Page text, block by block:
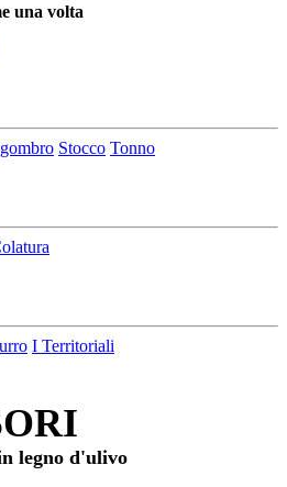
una volta
Stocco Tonno
I Territoriali
legno d'ulivo